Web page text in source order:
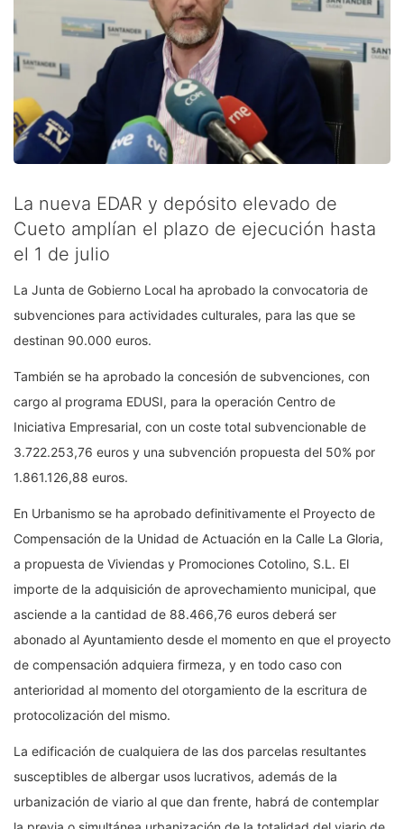
La nueva EDAR y depósito elevado de
Cueto amplían el plazo de ejecución hasta
el 1 de julio
La Junta de Gobierno Local ha aprobado la convocatoria de
subvenciones para actividades culturales, para las que se
destinan 90.000 euros.
También se ha aprobado la concesión de subvenciones, con
cargo al programa EDUSI, para la operación Centro de
Iniciativa Empresarial, con un coste total subvencionable de
3.722.253,76 euros y una subvención propuesta del 50% por
1.861.126,88 euros.
En Urbanismo se ha aprobado definitivamente el Proyecto de
Compensación de la Unidad de Actuación en la Calle La Gloria,
a propuesta de Viviendas y Promociones Cotolino, S.L. El
importe de la adquisición de aprovechamiento municipal, que
asciende a la cantidad de 88.466,76 euros deberá ser
abonado al Ayuntamiento desde el momento en que el proyecto
de compensación adquiera firmeza, y en todo caso con
anterioridad al momento del otorgamiento de la escritura de
protocolización del mismo.
La edificación de cualquiera de las dos parcelas resultantes
susceptibles de albergar usos lucrativos, además de la
urbanización de viario al que dan frente, habrá de contemplar